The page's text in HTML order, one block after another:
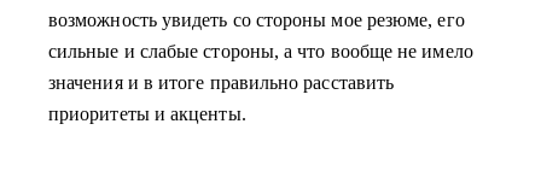
возможность увидеть со стороны мое резюме, его
сильные и слабые стороны, а что вообще не имело
значения и в итоге правильно расставить
приоритеты и акценты.